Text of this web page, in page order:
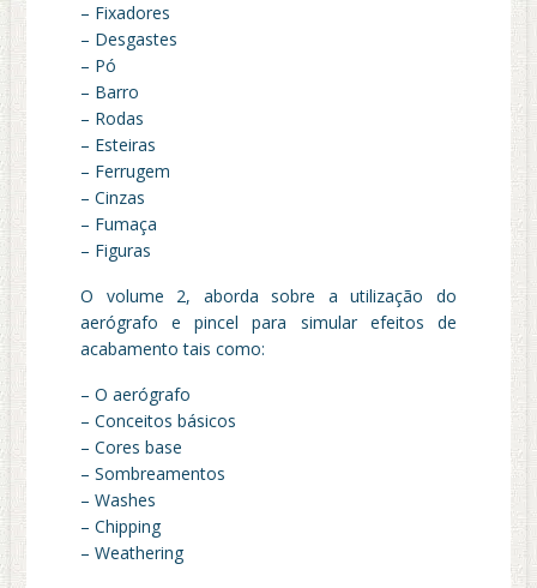
– Fixadores
– Desgastes
– Pó
– Barro
– Rodas
– Esteiras
– Ferrugem
– Cinzas
– Fumaça
– Figuras
O volume 2, aborda sobre a utilização do
aerógrafo e pincel para simular efeitos de
acabamento tais como:
– O aerógrafo
– Conceitos básicos
– Cores base
– Sombreamentos
– Washes
– Chipping
– Weathering